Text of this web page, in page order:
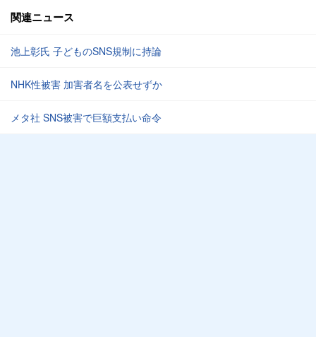
関連ニュース
池上彰氏 子どものSNS規制に持論
NHK性被害 加害者名を公表せずか
メタ社 SNS被害で巨額支払い命令